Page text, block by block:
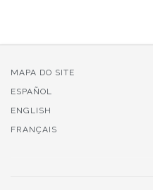
MAPA DO SITE
ESPAÑOL
ENGLISH
FRANÇAIS